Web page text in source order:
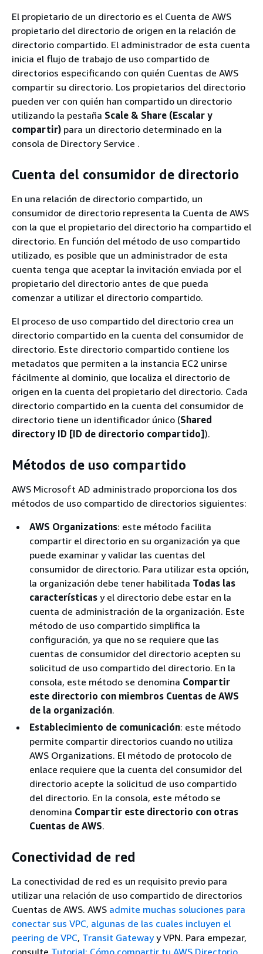
El propietario de un directorio es el Cuenta de AWS
propietario del directorio de origen en la relación de
directorio compartido. El administrador de esta cuenta
inicia el flujo de trabajo de uso compartido de
directorios especificando con quién Cuentas de AWS
compartir su directorio. Los propietarios del directorio
pueden ver con quién han compartido un directorio
utilizando la pestaña Scale & Share (Escalar y
compartir) para un directorio determinado en la
consola de Directory Service .
Cuenta del consumidor de directorio
En una relación de directorio compartido, un
consumidor de directorio representa la Cuenta de AWS
con la que el propietario del directorio ha compartido el
directorio. En función del método de uso compartido
utilizado, es posible que un administrador de esta
cuenta tenga que aceptar la invitación enviada por el
propietario del directorio antes de que pueda
comenzar a utilizar el directorio compartido.
El proceso de uso compartido del directorio crea un
directorio compartido en la cuenta del consumidor de
directorio. Este directorio compartido contiene los
metadatos que permiten a la instancia EC2 unirse
fácilmente al dominio, que localiza el directorio de
origen en la cuenta del propietario del directorio. Cada
directorio compartido en la cuenta del consumidor de
directorio tiene un identificador único (Shared
directory ID [ID de directorio compartido] ).
Métodos de uso compartido
AWS Microsoft AD administrado proporciona los dos
métodos de uso compartido de directorios siguientes:
AWS Organizations: este método facilita
compartir el directorio en su organización ya que
puede examinar y validar las cuentas del
consumidor de directorio. Para utilizar esta opción,
la organización debe tener habilitada Todas las
características y el directorio debe estar en la
cuenta de administración de la organización. Este
método de uso compartido simplifica la
configuración, ya que no se requiere que las
cuentas de consumidor del directorio acepten su
solicitud de uso compartido del directorio. En la
consola, este método se denomina Compartir
este directorio con miembros Cuentas de AWS
de la organización.
Establecimiento de comunicación: este método
permite compartir directorios cuando no utiliza
AWS Organizations. El método de protocolo de
enlace requiere que la cuenta del consumidor del
directorio acepte la solicitud de uso compartido
del directorio. En la consola, este método se
denomina Compartir este directorio con otras
Cuentas de AWS.
Conectividad de red
La conectividad de red es un requisito previo para
utilizar una relación de uso compartido de directorios
Cuentas de AWS. AWS admite muchas soluciones para
conectar sus VPC, algunas de las cuales incluyen el
peering de VPC, Transit Gatewayy VPN. Para empezar,